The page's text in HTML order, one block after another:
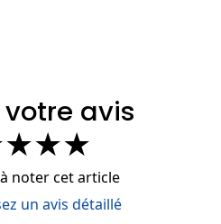
votre avis
★★★
noter cet article
un avis détaillé